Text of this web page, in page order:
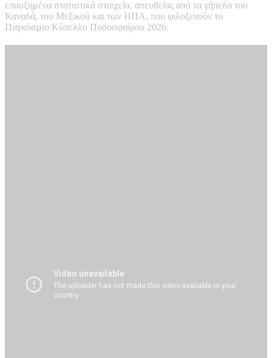
επαυξημένα στατιστικά στοιχεία, απευθείας από τα γήπεδα του
Καναδά, του Μεξικού και των ΗΠΑ, που φιλοξενούν το
Παγκόσμιο Κύπελλο Ποδοσφαίρου 2026.